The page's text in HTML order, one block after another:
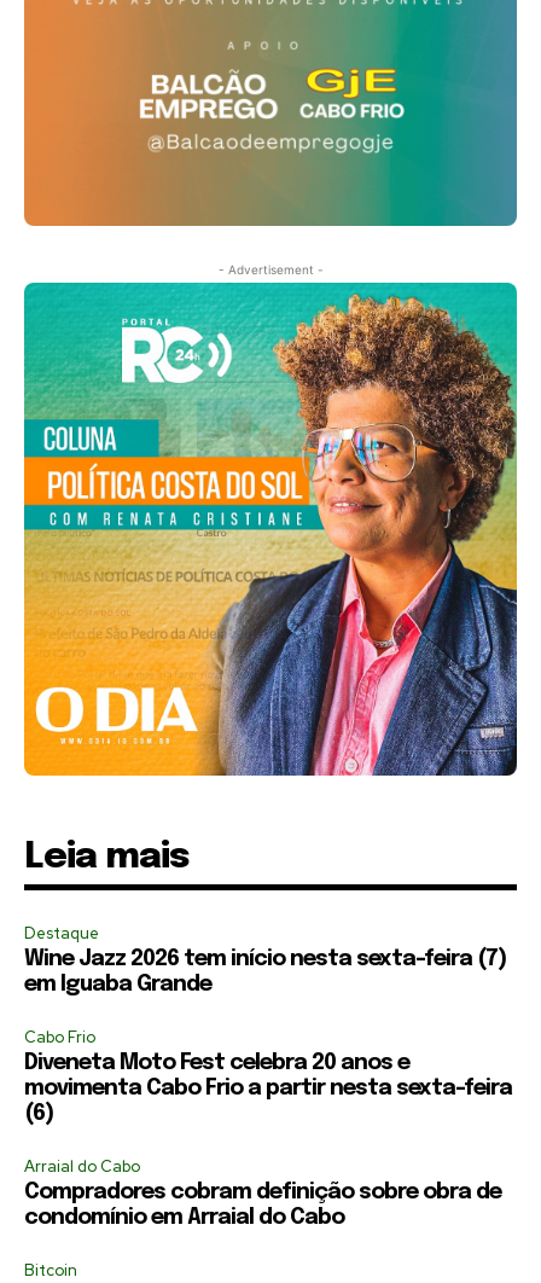
- Advertisement -
Leia mais
Destaque
Wine Jazz 2026 tem início nesta sexta-feira (7)
em Iguaba Grande
Cabo Frio
Diveneta Moto Fest celebra 20 anos e
movimenta Cabo Frio a partir nesta sexta-feira
(6)
Arraial do Cabo
Compradores cobram definição sobre obra de
condomínio em Arraial do Cabo
Bitcoin